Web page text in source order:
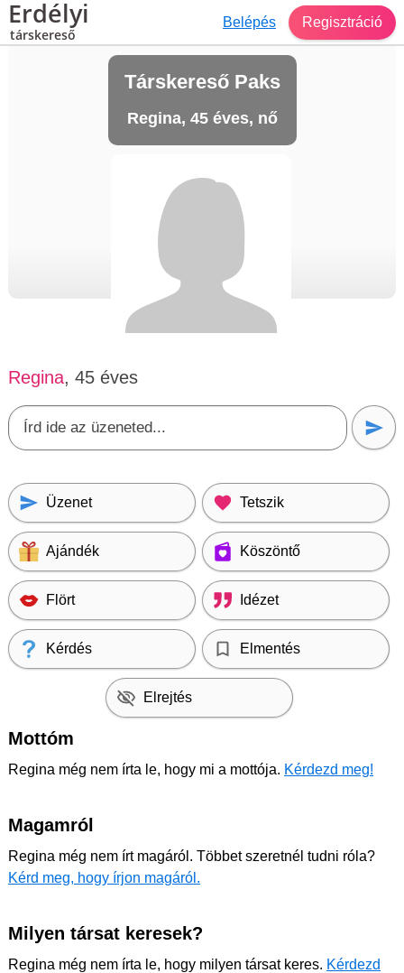
Erdélyi
társkereső
Belépés Regisztráció
Társkereső Paks
Regina, 45 éves, nő
Regina, 45 éves
Üzenet Tetszik
Ajándék Köszöntő
Flört Idézet
Kérdés Elmentés
Elrejtés
Mottóm
Regina még nem írta le, hogy mi a mottója. Kérdezd meg!
Magamról
Regina még nem írt magáról. Többet szeretnél tudni róla?
Kérd meg, hogy írjon magáról.
Milyen társat keresek?
Regina még nem írta le, hogy milyen társat keres. Kérdezd